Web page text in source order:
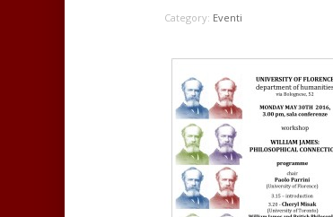
Category: Eventi